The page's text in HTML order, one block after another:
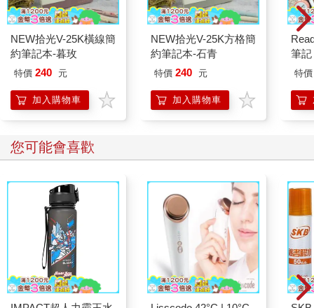
NEW拾光V-25K橫線簡
約筆記本-暮玫
特價 240 元
加入購物車
NEW拾光V-25K方格簡
約筆記本-石青
特價 240 元
加入購物車
筆記
特價
您可能會喜歡